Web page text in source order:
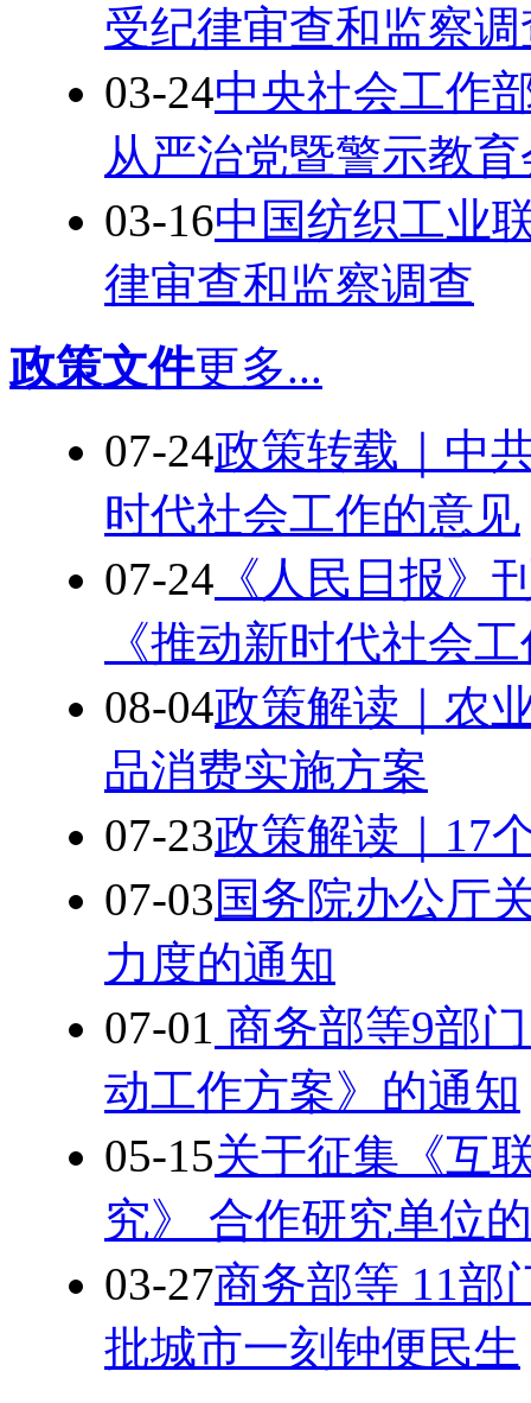
受纪律审查和监察调
03-24中央社会工作
从严治党暨警示教育
03-16中国纺织工业
律审查和监察调查
政策文件更多...
07-24政策转载｜中
时代社会工作的意见
07-24 《人民日报》
《推动新时代社会
08-04政策解读｜农
品消费实施方案
07-23政策解读｜17
07-03国务院办公厅
力度的通知
07-01 商务部等9部
动工作方案》的通知
05-15关于征集《互
究》 合作研究单位
03-27商务部等 11部
批城市一刻钟便民生